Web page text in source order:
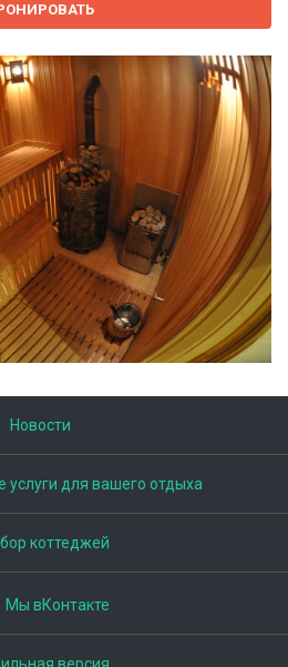
Новости
для вашего отдыха
коттеджей
Мы вКонтакте